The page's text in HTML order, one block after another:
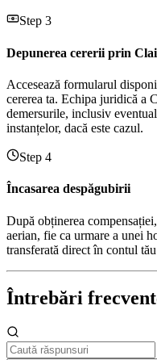
Step 3
Depunerea cererii prin
Accesează formularul
cererea ta. Echipa juridică a
demersurile, inclusiv
instanțelor, dacă este cazul.
Step 4
Încasarea despăgubirii
După obținerea
aerian, fie ca urmare a unei
transferată direct în contul
Întrebări